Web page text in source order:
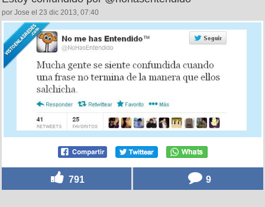
por Jose el 23 dic 2013, 07:40
791 9